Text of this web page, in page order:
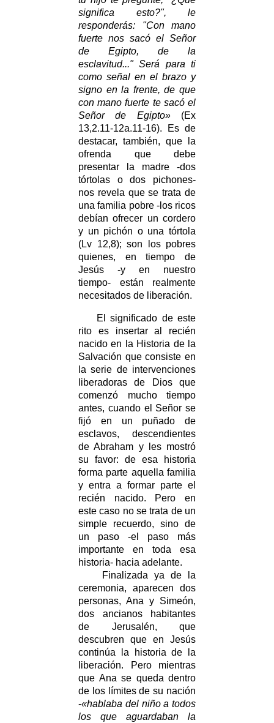
significa esto?", le
responderás: "Con mano
fuerte nos sacó el Señor
de Egipto, de la
esclavitud..." Será para ti
como señal en el brazo y
signo en la frente, de que
con mano fuerte te sacó el
Señor de Egipto»(Ex
13,2.11-12a.11-16). Es de
destacar, también, que la
ofrenda que debe
presentar la madre -dos
tórtolas o dos pichones-
nos revela que se trata de
una familia pobre -los ricos
debían ofrecer un cordero
y un pichón o una tórtola
(Lv 12,8); son los pobres
quienes, en tiempo de
Jesús -y en nuestro
tiempo- están realmente
necesitados de liberación.
El significado de este
rito es insertar al recién
nacido en la Historia de la
Salvación que consiste en
la serie de intervenciones
liberadoras de Dios que
comenzó mucho tiempo
antes, cuando el Señor se
fijó en un puñado de
esclavos, descendientes
de Abraham y les mostró
su favor: de esa historia
forma parte aquella familia
y entra a formar parte el
recién nacido. Pero en
este caso no se trata de un
simple recuerdo, sino de
un paso -el paso más
importante en toda esa
historia- hacia adelante.
Finalizada ya de la
ceremonia, aparecen dos
personas, Ana y Simeón,
dos ancianos habitantes
de Jerusalén, que
descubren que en Jesús
continúa la historia de la
liberación. Pero mientras
que Ana se queda dentro
de los límites de su nación
-«hablaba del niño a todos
los que aguardaban la